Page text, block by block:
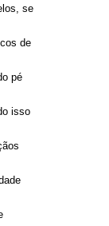
se
de
pé
isso